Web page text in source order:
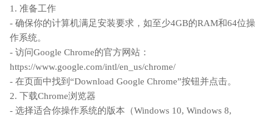
1. 准备工作
- 确保你的计算机满足安装要求，如至少4GB的RAM和64位操
作系统。
- 访问Google Chrome的官方网站：
https://www.google.com/intl/en_us/chrome/
- 在页面中找到“Download Google Chrome”按钮并点击。
2. 下载Chrome浏览器
- 选择适合你操作系统的版本（Windows 10, Windows 8,